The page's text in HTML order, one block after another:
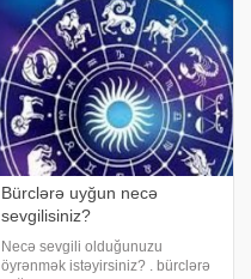
məlumat əldə edəcəksiniz
Bürclərə uyğun necə
sevgilisiniz?
Necə sevgili olduğunuzu
öyrənmək istəyirsiniz? . bürclərə